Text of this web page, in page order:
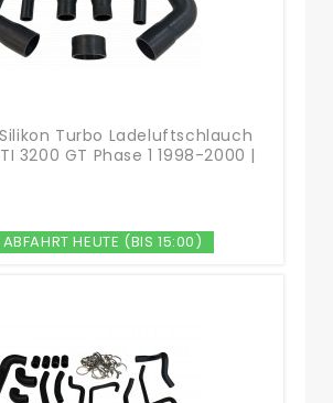
Turbo Ladeluftschlauch
3200 GT Phase 1 1998-2000 |
HEUTE (BIS 15:00)